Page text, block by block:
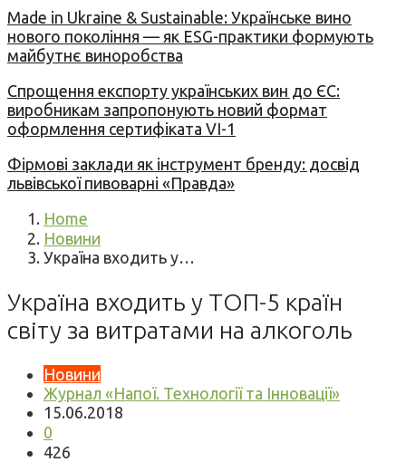
Made in Ukraine & Sustainable: Українське вино
нового покоління — як ESG-практики формують
майбутнє виноробства
Спрощення експорту українських вин до ЄС:
виробникам запропонують новий формат
оформлення сертифіката VI-1
Фірмові заклади як інструмент бренду: досвід
львівської пивоварні «Правда»
Home
Новини
Україна входить у…
Україна входить у ТОП-5 країн
світу за витратами на алкоголь
Новини
Журнал «Напої. Технології та Інновації»
15.06.2018
0
426